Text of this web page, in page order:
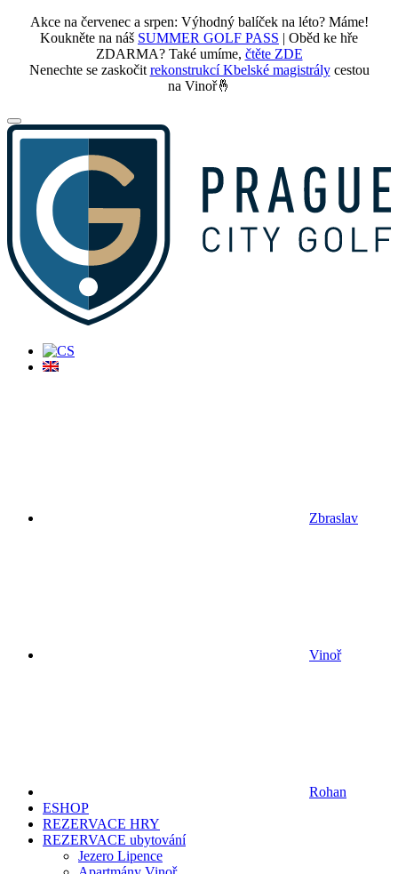
Akce na červenec a srpen: Výhodný balíček na léto? Máme!
Koukněte na náš SUMMER GOLF PASS | Oběd ke hře
ZDARMA? Také umíme, čtěte ZDE
Nenechte se zaskočit rekonstrukcí Kbelské magistrálycestou
na Vinoř🤞
Zbraslav
Vinoř
Rohan
ESHOP
REZERVACE HRY
REZERVACE ubytování
Jezero Lipence